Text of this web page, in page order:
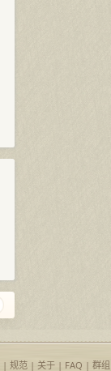
ciyuan.gay
| 规范 | 关于 | FAQ | 群组